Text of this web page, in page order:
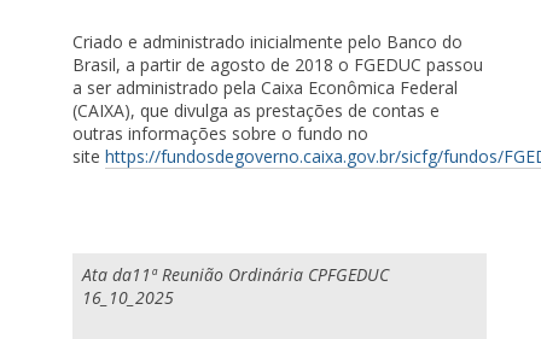
Criado e administrado inicialmente pelo Banco do
Brasil, a partir de agosto de 2018 o FGEDUC passou
a ser administrado pela Caixa Econômica Federal
(CAIXA), que divulga as prestações de contas e
outras informações sobre o fundo no
site https://fundosdegoverno.caixa.gov.br/sicfg/fundos/
Ata da11ª Reunião Ordinária CPFGEDUC
16_10_2025